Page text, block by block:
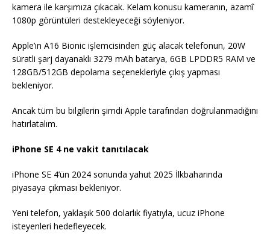
kamera ile karşımıza çıkacak. Kelam konusu kameranın, azamî
1080p görüntüleri destekleyeceği söyleniyor.
Apple’ın A16 Bionic işlemcisinden güç alacak telefonun, 20W
süratli şarj dayanaklı 3279 mAh batarya, 6GB LPDDR5 RAM ve
128GB/512GB depolama seçenekleriyle çıkış yapması
bekleniyor.
Ancak tüm bu bilgilerin şimdi Apple tarafından doğrulanmadığını
hatırlatalım.
iPhone SE 4 ne vakit tanıtılacak
iPhone SE 4’ün 2024 sonunda yahut 2025 İlkbaharında
piyasaya çıkması bekleniyor.
Yeni telefon, yaklaşık 500 dolarlık fiyatıyla, ucuz iPhone
isteyenleri hedefleyecek.